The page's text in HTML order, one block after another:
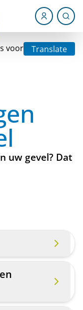
voor Translate
uw gevel? Dat